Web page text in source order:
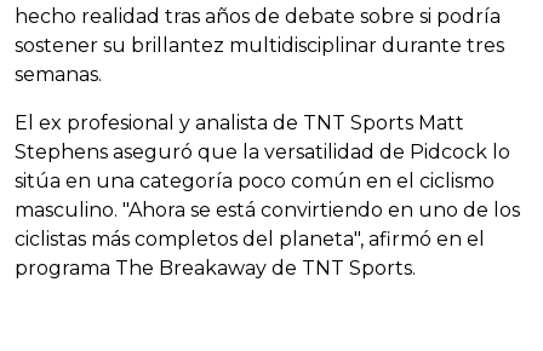
hecho realidad tras años de debate sobre si podría
sostener su brillantez multidisciplinar durante tres
semanas.
El ex profesional y analista de TNT Sports Matt
Stephens aseguró que la versatilidad de Pidcock lo
sitúa en una categoría poco común en el ciclismo
masculino. "Ahora se está convirtiendo en uno de los
ciclistas más completos del planeta", afirmó en el
programa The Breakaway de TNT Sports.